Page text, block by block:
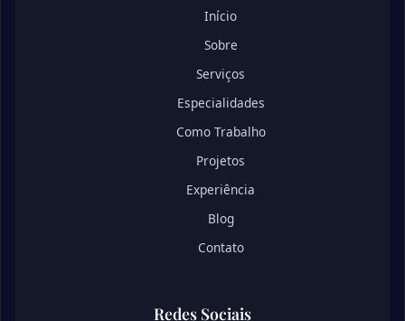
Início
Sobre
Serviços
Especialidades
Como Trabalho
Projetos
Experiência
Blog
Contato
Redes Sociais